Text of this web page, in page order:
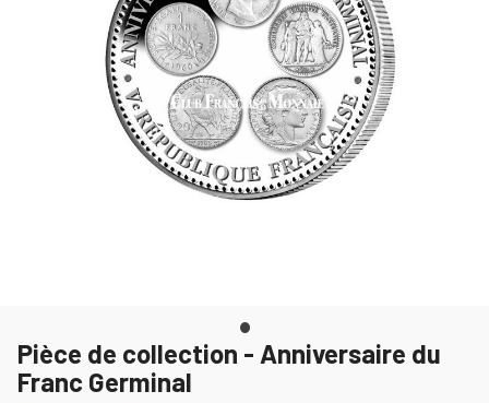
Pièce de collection - Anniversaire du
Franc Germinal